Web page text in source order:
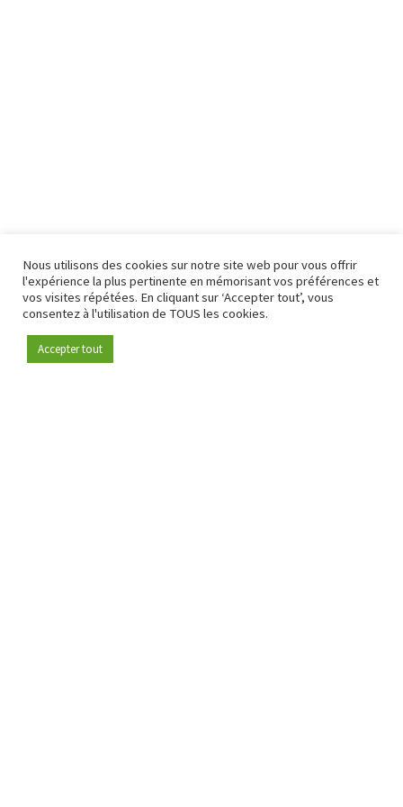
Devenez membre
Nous utilisons des cookies sur notre site web pour vous offrir
l'expérience la plus pertinente en mémorisant vos préférences et
vos visites répétées. En cliquant sur ‘Accepter tout’, vous
consentez à l'utilisation de TOUS les cookies.
Accepter tout